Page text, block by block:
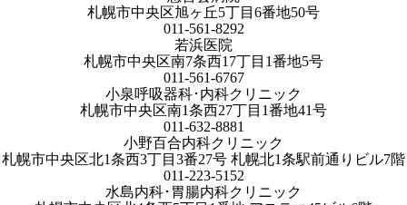
札幌市中央区旭ヶ丘5丁目6番地50号
011-561-8292
若浜医院
札幌市中央区南7条西17丁目1番地5号
011-561-6767
小泉呼吸器科･内科クリニック
札幌市中央区南1条西27丁目1番地41号
011-632-8881
小野百合内科クリニック
札幌市中央区北1条西3丁目3番27号 札幌北1条駅前通りビル7階
011-223-5152
水島内科･胃腸内科クリニック